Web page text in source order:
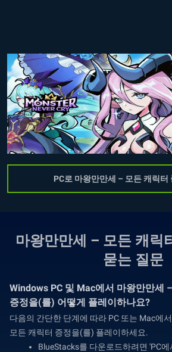
PC로 마왕만만세 – 모든 캐릭터
마왕만만세 – 모든 캐릭
묻는 질문
Windows PC 및 Mac에서 마왕만만세
증정을(를) 어떻게 플레이하나요?
다음의 간단한 단계에 따라 PC 또는 Mac에
모든 캐릭터 증정을(를) 플레이하세요.
BlueStacks를 다운로드하려면 'PC